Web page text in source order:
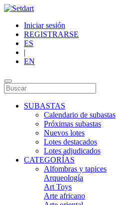
Iniciar sesión
REGISTRARSE
ES
|
EN
SUBASTAS
Calendario de subastas
Próximas subastas
Nuevos lotes
Lotes destacados
Lotes adjudicados
CATEGORÍAS
Alfombras y tapices
Arqueología
Art Toys
Arte africano